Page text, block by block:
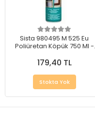
Sista 980495 M 525 Eu
Poliüretan Köpük 750 Ml -
179,40 TL
Stokta Yok